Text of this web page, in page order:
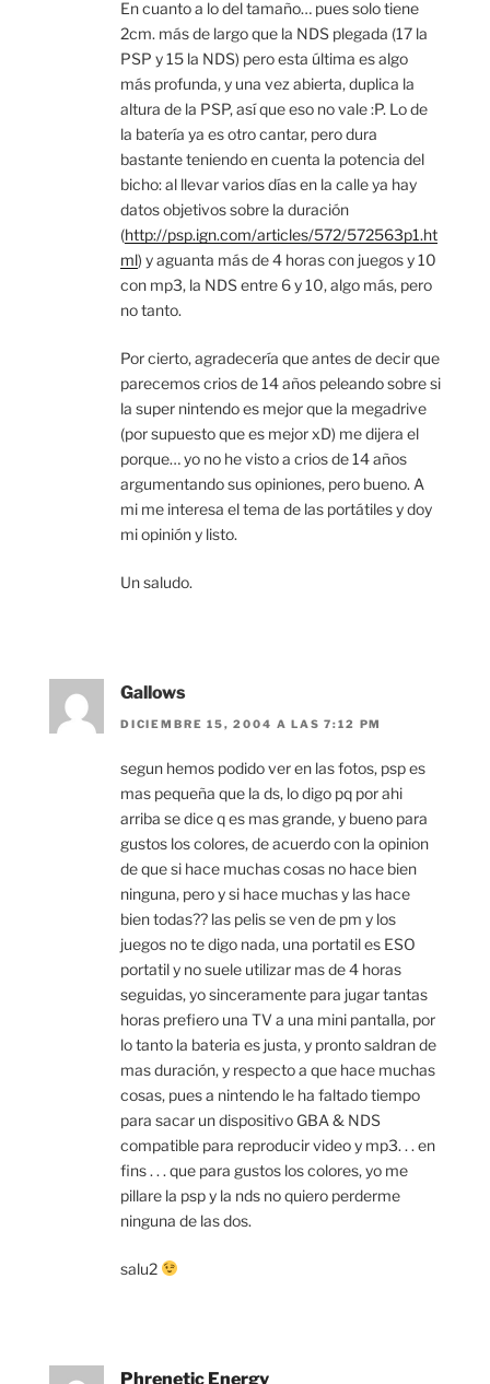
En cuanto a lo del tamaño… pues solo tiene
2cm. más de largo que la NDS plegada (17 la
PSP y 15 la NDS) pero esta última es algo
más profunda, y una vez abierta, duplica la
altura de la PSP, así que eso no vale :P. Lo de
la batería ya es otro cantar, pero dura
bastante teniendo en cuenta la potencia del
bicho: al llevar varios días en la calle ya hay
datos objetivos sobre la duración
(http://psp.ign.com/articles/572/572563p1.ht
ml) y aguanta más de 4 horas con juegos y 10
con mp3, la NDS entre 6 y 10, algo más, pero
no tanto.
Por cierto, agradecería que antes de decir que
parecemos crios de 14 años peleando sobre si
la super nintendo es mejor que la megadrive
(por supuesto que es mejor xD) me dijera el
porque… yo no he visto a crios de 14 años
argumentando sus opiniones, pero bueno. A
mi me interesa el tema de las portátiles y doy
mi opinión y listo.
Un saludo.
Gallows
DICIEMBRE 15, 2004 A LAS 7:12 PM
segun hemos podido ver en las fotos, psp es
mas pequeña que la ds, lo digo pq por ahi
arriba se dice q es mas grande, y bueno para
gustos los colores, de acuerdo con la opinion
de que si hace muchas cosas no hace bien
ninguna, pero y si hace muchas y las hace
bien todas?? las pelis se ven de pm y los
juegos no te digo nada, una portatil es ESO
portatil y no suele utilizar mas de 4 horas
seguidas, yo sinceramente para jugar tantas
horas prefiero una TV a una mini pantalla, por
lo tanto la bateria es justa, y pronto saldran de
mas duración, y respecto a que hace muchas
cosas, pues a nintendo le ha faltado tiempo
para sacar un dispositivo GBA & NDS
compatible para reproducir video y mp3. . . en
fins . . . que para gustos los colores, yo me
pillare la psp y la nds no quiero perderme
ninguna de las dos.
salu2
Phrenetic Energy